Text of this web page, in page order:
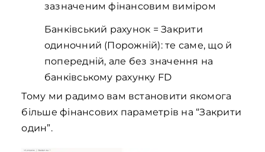
зазначеним фінансовим виміром
Банківський рахунок = Закрити
одиночний (Порожній): те саме, що й
попередній, але без значення на
банківському рахунку FD
Тому ми радимо вам встановити якомога
більше фінансових параметрів на “Закрити
один”.